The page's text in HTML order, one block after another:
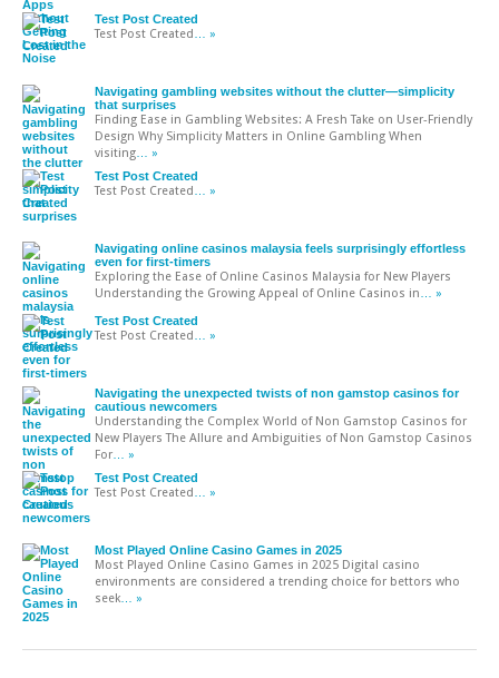
Test Post Created
Test Post Created … »
Navigating gambling websites without the clutter—simplicity
that surprises
Finding Ease in Gambling Websites: A Fresh Take on User-Friendly
Design Why Simplicity Matters in Online Gambling When
visiting … »
Test Post Created
Test Post Created … »
Navigating online casinos malaysia feels surprisingly effortless
even for first-timers
Exploring the Ease of Online Casinos Malaysia for New Players
Understanding the Growing Appeal of Online Casinos in … »
Test Post Created
Test Post Created … »
Navigating the unexpected twists of non gamstop casinos for
cautious newcomers
Understanding the Complex World of Non Gamstop Casinos for
New Players The Allure and Ambiguities of Non Gamstop Casinos
For … »
Test Post Created
Test Post Created … »
Most Played Online Casino Games in 2025
Most Played Online Casino Games in 2025 Digital casino
environments are considered a trending choice for bettors who
seek … »